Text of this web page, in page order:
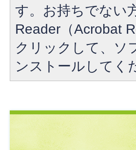
す。お持ちでない
Reader（Acrobat
クリックして、ソ
ンストールしてく